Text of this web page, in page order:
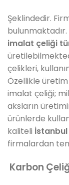
Şeklindedir.
imalat çeliği
çelikleri,
Özellikle üretim
imalat çeliği;
aksların
ürünlerde
kaliteli İstanbul
firmalardan
Karbon